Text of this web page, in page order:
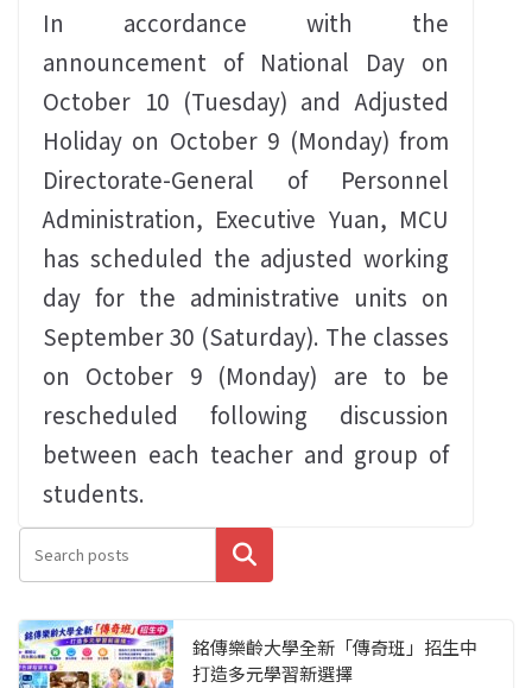
In accordance with the
announcement of National Day on
October 10 (Tuesday) and Adjusted
Holiday on October 9 (Monday) from
Directorate-General of Personnel
Administration, Executive Yuan, MCU
has scheduled the adjusted working
day for the administrative units on
September 30 (Saturday). The classes
on October 9 (Monday) are to be
rescheduled following discussion
between each teacher and group of
students.
搜尋
銘傳樂齡大學全新「傳奇班」招生中
打造多元學習新選擇